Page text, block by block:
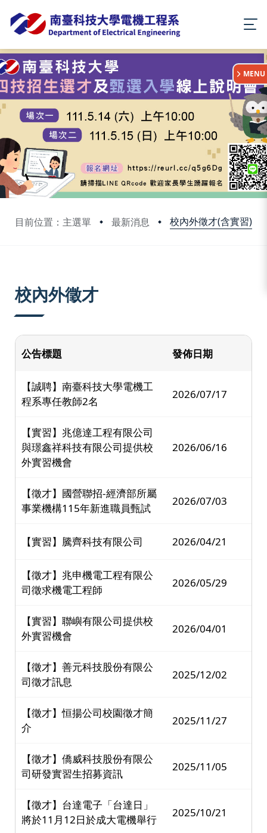
目前位置：主選單 最新消息 校內外徵才(含實習)
:::
MENU
校內外徵才
公告標題 發佈日期
【誠聘】南臺科技大學電機工
程系專任教師2名
2026/07/17
【實習】兆億達工程有限公司
與璟鑫祥科技有限公司提供校
外實習機會
2026/06/16
【徵才】國營聯招-經濟部所屬
事業機構115年新進職員甄試
2026/07/03
【實習】騰齊科技有限公司 2026/04/21
【徵才】兆申機電工程有限公
司徵求機電工程師
2026/05/29
【實習】聯嶼有限公司提供校
外實習機會
2026/04/01
【徵才】善元科技股份有限公
司徵才訊息
2025/12/02
【徵才】恒揚公司校園徵才簡
介
2025/11/27
【徵才】僑威科技股份有限公
司研發實習生招募資訊
2025/11/05
【徵才】台達電子「台達日」
將於11月12日於成大電機舉行
2025/10/21